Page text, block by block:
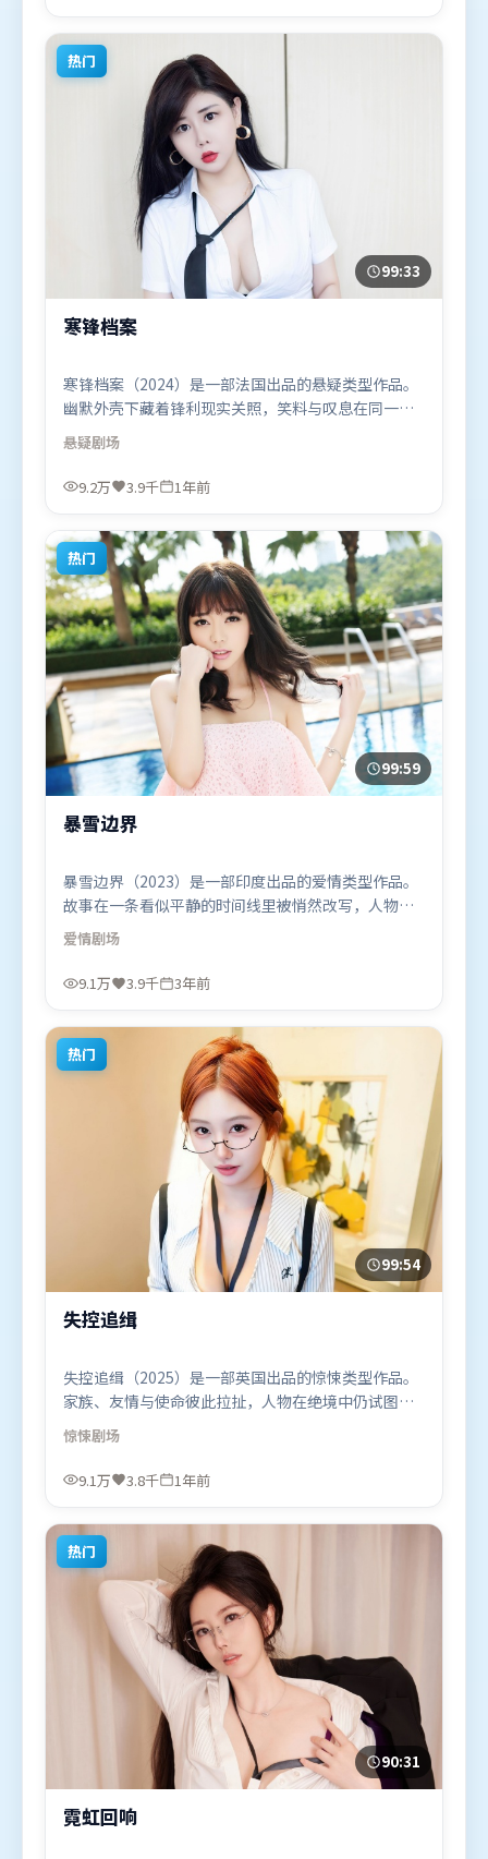
观众观看。
热门
99:33
寒锋档案
寒锋档案（2024）是一部法国出品的悬疑类型作品。
幽默外壳下藏着锋利现实关照，笑料与叹息在同一场
景里并存。群像刻画各有弧光，配角亦承担叙事推进
功能。由郭帆执导，全智贤、马东锡、张家辉，杨幂
等联袂出演。影片于2024年9月16日（法国）在部分
悬疑剧场
9.2万 3.9千 1年前
热门
99:59
暴雪边界
暴雪边界（2023）是一部印度出品的爱情类型作品。
故事在一条看似平静的时间线里被悄然改写，人物被
迫直面过去与现在的撕裂。动作场面设计讲究空间与
节奏，文戏部分同样扎实耐嚼。由贾樟柯执导，周
迅、孙艺珍、肖战，段奕宏、王景春、廖凡等联袂出
线，适合喜欢爱情题材的观众观看。
爱情剧场
9.1万 3.9千 3年前
热门
99:54
失控追缉
失控追缉（2025）是一部英国出品的惊悚类型作品。
家族、友情与使命彼此拉扯，人物在绝境中仍试图守
住心中微光。叙事线索多线并进，最终在关键节点收
束。由王家卫执导，吴京、沈腾、谭卓，长泽雅美、
阿米尔·汗等联袂出演。影片于2025年1月27日（英
观看。
惊悚剧场
9.1万 3.8千 1年前
热门
90:31
霓虹回响